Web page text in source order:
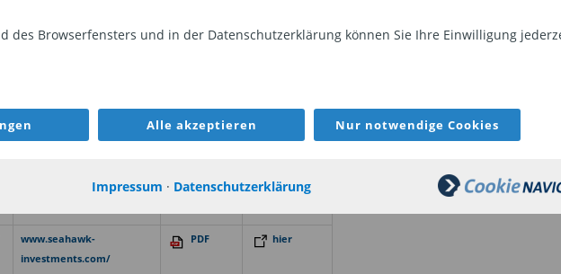
des Browserfensters und in der Datenschutzerklärung können Sie Ihre Einwilligung
Alle akzeptieren Nur notwendige Cookies
Impressum · Datenschutzerklärung
investments.com/
investments.com/
www.seahawk-
investments.com/
PDF hier